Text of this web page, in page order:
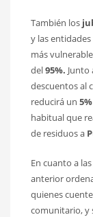
También los
y las
más
del95%. Junto
descuentos al
reducirá un 5%
habitual que
de residuos a
En cuanto a
anterior
quienes
comunitario, y